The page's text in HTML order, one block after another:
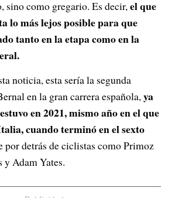
sino como gregario. Es decir,el que
lo más lejos posible para que
tanto en la etapa como en la
noticia, esta sería la segunda
en la gran carrera española,ya
en 2021, mismo año en el que
cuando terminó en el sexto
por detrás de ciclistas como Primoz
Adam Yates.